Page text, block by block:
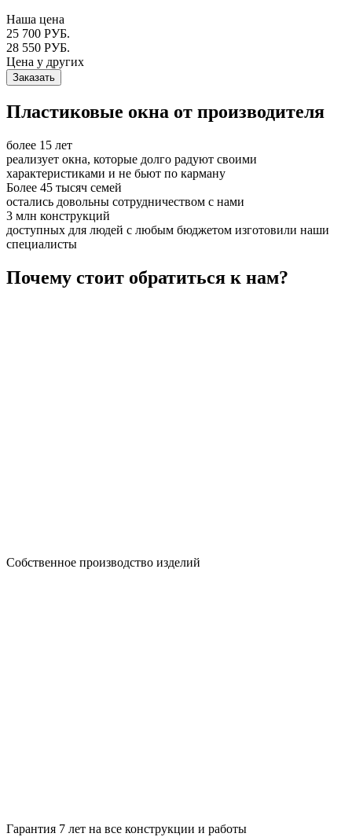
Наша цена
25 700 РУБ.
28 550 РУБ.
Цена у других
Заказать
Пластиковые окна от производителя
более 15 лет
реализует окна, которые долго радуют своими
характеристиками и не бьют по карману
Более 45 тысяч семей
остались довольны сотрудничеством с нами
3 млн конструкций
доступных для людей с любым бюджетом изготовили наши
специалисты
Почему стоит обратиться к нам?
Собственное производство изделий
Гарантия 7 лет на все конструкции и работы